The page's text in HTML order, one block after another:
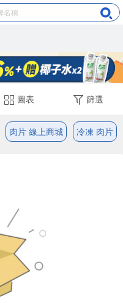
圖表 篩選
肉片 線上商城 冷凍 肉片